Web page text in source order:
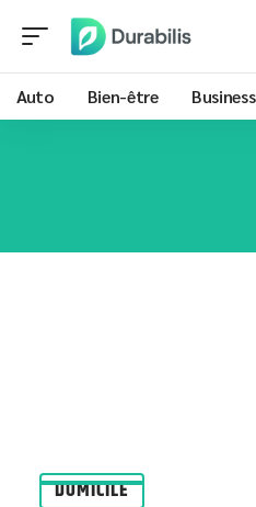
Auto Bien-être Business
DOMICILE